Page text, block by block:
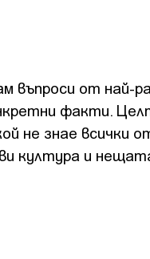
въпроси от най-
факти.
не знае всички
култура и